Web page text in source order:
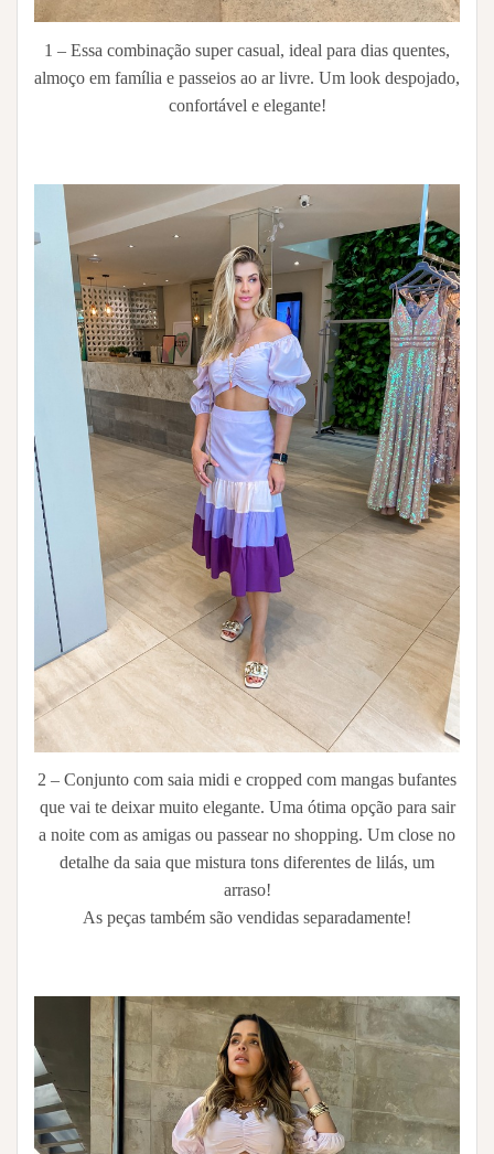
1 – Essa combinação super casual, ideal para dias quentes,
almoço em família e passeios ao ar livre. Um look despojado,
confortável e elegante!
2 – Conjunto com saia midi e cropped com mangas bufantes
que vai te deixar muito elegante. Uma ótima opção para sair
a noite com as amigas ou passear no shopping. Um close no
detalhe da saia que mistura tons diferentes de lilás, um
arraso!
As peças também são vendidas separadamente!